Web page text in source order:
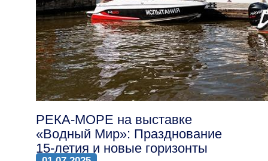
РЕКА-МОРЕ на выставке
«Водный Мир»: Празднование
15-летия и новые горизонты